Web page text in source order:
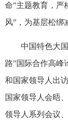
命”主题教育，严
风”，为基层松绑
中国特色大
路”国际合作高峰
和国家领导人出
国家领导人会晤
领导人系列会议